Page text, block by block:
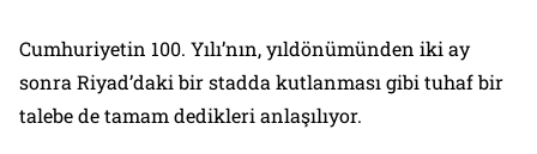
Cumhuriyetin 100. Yılı’nın, yıldönümünden iki ay
sonra Riyad’daki bir stadda kutlanması gibi tuhaf bir
talebe de tamam dedikleri anlaşılıyor.